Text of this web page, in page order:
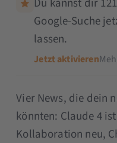
Du kannst dir
Google-Suche
lassen.
Jetzt aktivieren
Vier News, die dein
könnten: Claude 4
Kollaboration neu,